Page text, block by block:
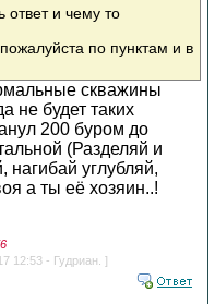
ответ и чему то
по пунктам и в
скважины
не будет таких
200 буром до
(Разделяй и
нагибай углубляй,
а ты её хозяин..!
12:53 - Гудриан. ]